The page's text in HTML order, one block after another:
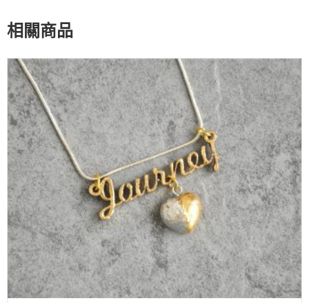
相關商品
WISHLIST